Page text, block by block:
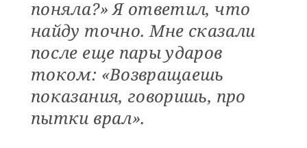
поняла?» Я ответил, что
найду точно. Мне сказали
после еще пары ударов
током: «Возвращаешь
показания, говоришь, про
пытки врал».